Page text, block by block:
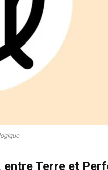
entre Terre et